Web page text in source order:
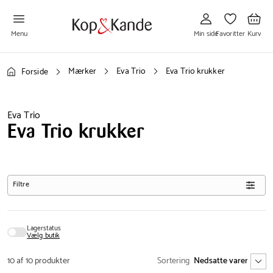
Menu
til
Min
side
Min side
til
Favoritter
Favoritter
til
Kurv
Kurv
Forside Mærker Eva Trio Eva Trio krukker
Eva Trio
Eva Trio krukker
Filtre
Lagerstatus
Vælg butik
10 af 10 produkter Sortering